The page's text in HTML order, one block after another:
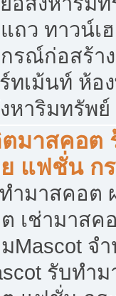
ถว ทาวน์เ
รณ์ก่อสร้า
ทเม้นท์ ห้อ
หาริมทรัพ
มาสคอต
แฟชั่น กร
ำมาสคอต
เช่ามาสค
Mascot จ
รับทำ